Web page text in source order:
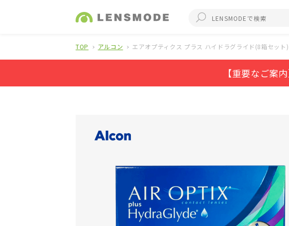
TOP アルコン エアオプティクス プラス ハイドラグライド(8箱セット)
【重要なご案